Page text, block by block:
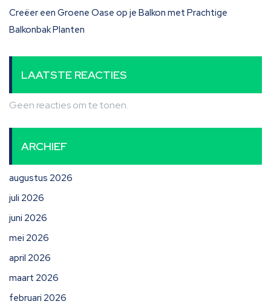
Creëer een Groene Oase op je Balkon met Prachtige
Balkonbak Planten
LAATSTE REACTIES
Geen reacties om te tonen.
ARCHIEF
augustus 2026
juli 2026
juni 2026
mei 2026
april 2026
maart 2026
februari 2026